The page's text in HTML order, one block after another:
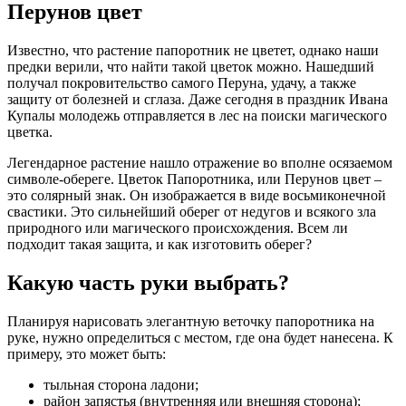
Перунов цвет
Известно, что растение папоротник не цветет, однако наши
предки верили, что найти такой цветок можно. Нашедший
получал покровительство самого Перуна, удачу, а также
защиту от болезней и сглаза. Даже сегодня в праздник Ивана
Купалы молодежь отправляется в лес на поиски магического
цветка.
Легендарное растение нашло отражение во вполне осязаемом
символе-обереге. Цветок Папоротника, или Перунов цвет –
это солярный знак. Он изображается в виде восьмиконечной
свастики. Это сильнейший оберег от недугов и всякого зла
природного или магического происхождения. Всем ли
подходит такая защита, и как изготовить оберег?
Какую часть руки выбрать?
Планируя нарисовать элегантную веточку папоротника на
руке, нужно определиться с местом, где она будет нанесена. К
примеру, это может быть:
тыльная сторона ладони;
район запястья (внутренняя или внешняя сторона);